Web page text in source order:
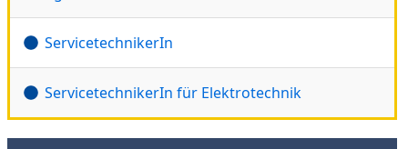
ServicetechnikerIn
ServicetechnikerIn für Elektrotechnik